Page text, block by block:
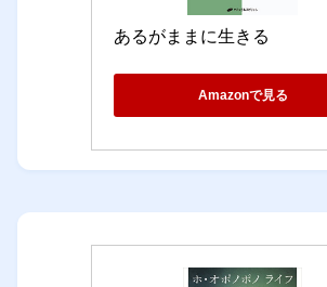
あるがままに生きる
Amazonで見る